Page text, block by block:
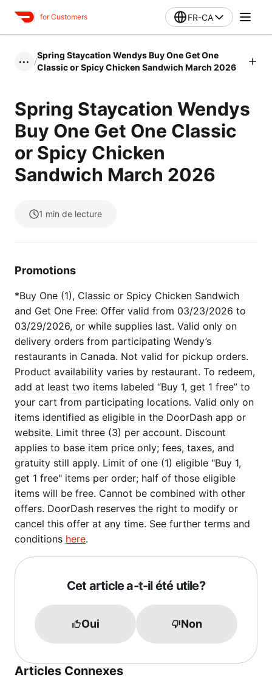
for Customers FR-CA
••• /
Spring Staycation Wendys Buy One Get One
Classic or Spicy Chicken Sandwich March 2026
Spring Staycation Wendys
Buy One Get One Classic
or Spicy Chicken
Sandwich March 2026
1 min de lecture
Promotions
*Buy One (1), Classic or Spicy Chicken Sandwich
and Get One Free: Offer valid from 03/23/2026 to
03/29/2026, or while supplies last. Valid only on
delivery orders from participating Wendy’s
restaurants in Canada. Not valid for pickup orders.
Product availability varies by restaurant. To redeem,
add at least two items labeled “Buy 1, get 1 free” to
your cart from participating locations. Valid only on
items identified as eligible in the DoorDash app or
website. Limit three (3) per account. Discount
applies to base item price only; fees, taxes, and
gratuity still apply. Limit of one (1) eligible "Buy 1,
get 1 free" items per order; half of those eligible
items will be free. Cannot be combined with other
offers. DoorDash reserves the right to modify or
cancel this offer at any time. See further terms and
conditions here.
Cet article a-t-il été utile?
Oui Non
Articles Connexes